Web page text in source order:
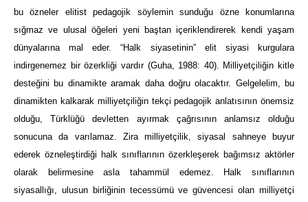
bu özneler elitist pedagojik söylemin sunduğu özne konumlarına
sığmaz ve ulusal öğeleri yeni baştan içeriklendirerek kendi yaşam
dünyalarına mal eder. “Halk siyasetinin” elit siyasi kurgulara
indirgenemez bir özerkliği vardır (Guha, 1988: 40). Milliyetçiliğin kitle
desteğini bu dinamikte aramak daha doğru olacaktır. Gelgelelim, bu
dinamikten kalkarak milliyetçiliğin tekçi pedagojik anlatısının önemsiz
olduğu, Türklüğü devletten ayırmak çağrısının anlamsız olduğu
sonucuna da varılamaz. Zira milliyetçilik, siyasal sahneye buyur
ederek özneleştirdiği halk sınıflarının özerkleşerek bağımsız aktörler
olarak belirmesine asla tahammül edemez. Halk sınıflarının
siyasallığı, ulusun birliğinin tecessümü ve güvencesi olan milliyetçi